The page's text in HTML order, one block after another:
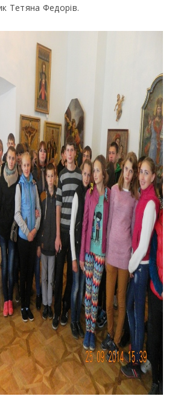
Тетяна Федорів.